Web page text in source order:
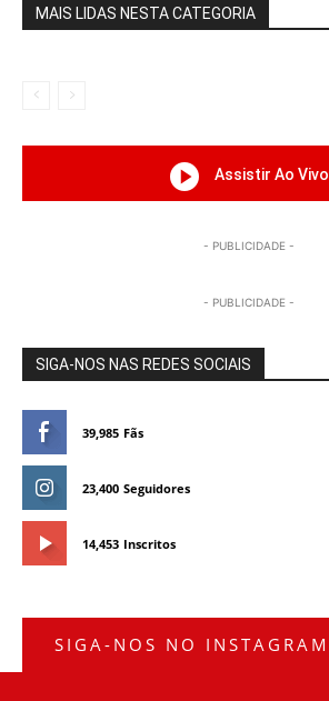
MAIS LIDAS NESTA CATEGORIA
Assistir Ao Vivo
- PUBLICIDADE -
- PUBLICIDADE -
SIGA-NOS NAS REDES SOCIAIS
39,985 Fãs
23,400 Seguidores
14,453 Inscritos
SIGA-NOS NO INSTAGRAM